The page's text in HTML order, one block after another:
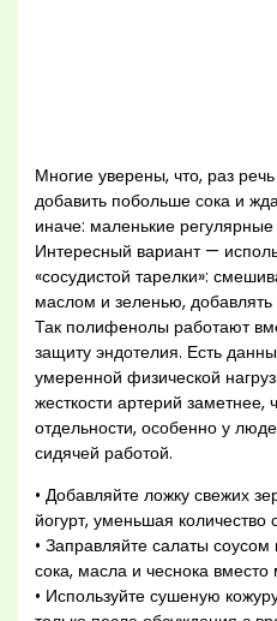
Многие уверены, что, раз
добавить побольше сока и
иначе: маленькие
Интересный вариант —
«сосудистой тарелки»:
маслом и зеленью,
Так полифенолы работают
защиту эндотелия. Есть
умеренной физической
жесткости артерий
отдельности, особенно у
сидячей работой.
• Добавляйте ложку свежих
йогурт, уменьшая количество
• Заправляйте салаты
сока, масла и чеснока вместо
• Используйте сушеную